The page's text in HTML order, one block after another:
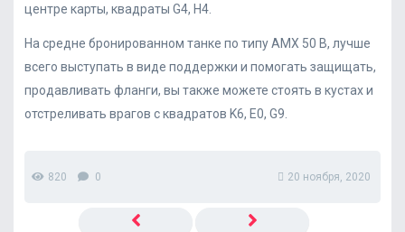
центре карты, квадраты G4, H4.
На средне бронированном танке по типу АМХ 50 B, лучше
всего выступать в виде поддержки и помогать защищать,
продавливать фланги, вы также можете стоять в кустах и
отстреливать врагов с квадратов K6, E0, G9.
820 0 20 ноября, 2020